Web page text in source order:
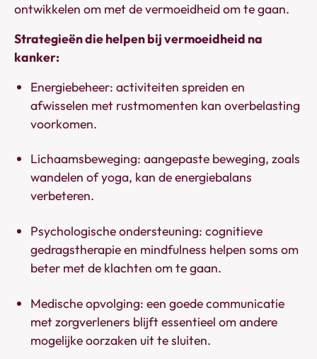
ontwikkelen om met de vermoeidheid om te gaan.
Strategieën die helpen bij vermoeidheid na
kanker:
Energiebeheer: activiteiten spreiden en
afwisselen met rustmomenten kan overbelasting
voorkomen.
Lichaamsbeweging: aangepaste beweging, zoals
wandelen of yoga, kan de energiebalans
verbeteren.
Psychologische ondersteuning: cognitieve
gedragstherapie en mindfulness helpen soms om
beter met de klachten om te gaan.
Medische opvolging: een goede communicatie
met zorgverleners blijft essentieel om andere
mogelijke oorzaken uit te sluiten.